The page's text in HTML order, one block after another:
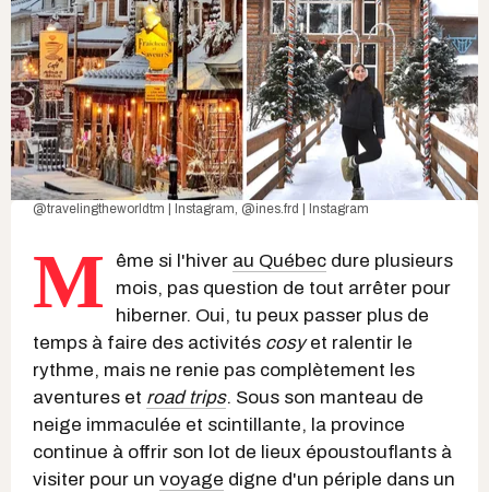
@travelingtheworldtm | Instagram, @ines.frd | Instagram
M ême si l'hiver au Québec dure plusieurs
mois, pas question de tout arrêter pour
hiberner. Oui, tu peux passer plus de
temps à faire des activités cosyet ralentir le
rythme, mais ne renie pas complètement les
aventures et road trips. Sous son manteau de
neige immaculée et scintillante, la province
continue à offrir son lot de lieux époustouflants à
visiter pour un voyage digne d'un périple dans un